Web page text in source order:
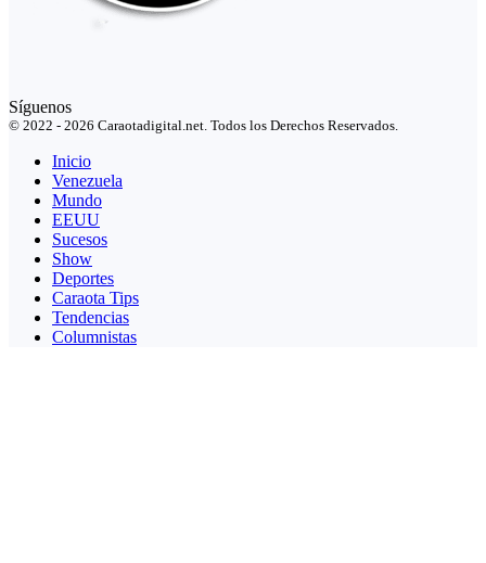
Síguenos
© 2022 - 2026 Caraotadigital.net. Todos los Derechos Reservados.
Inicio
Venezuela
Mundo
EEUU
Sucesos
Show
Deportes
Caraota Tips
Tendencias
Columnistas